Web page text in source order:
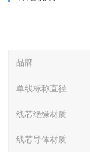
品牌
单线标称直径
线芯绝缘材质
线芯导体材质